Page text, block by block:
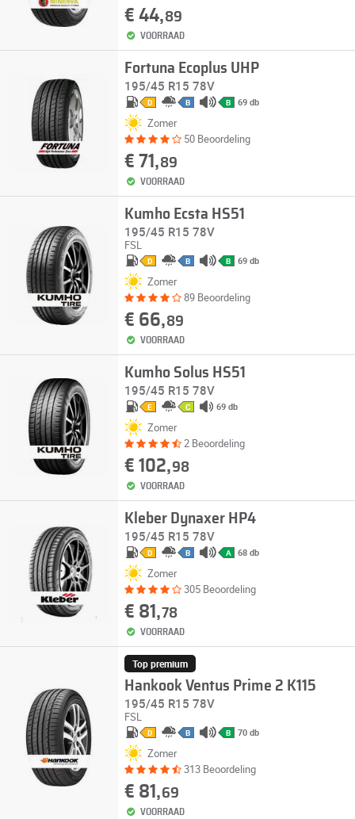
€ 44,89
VOORRAAD
Fortuna Ecoplus UHP
195/45 R15 78V
D B B 69 db
Zomer
50 Beoordeling
€ 71,89
VOORRAAD
Kumho Ecsta HS51
195/45 R15 78V
FSL
D B B 69 db
Zomer
89 Beoordeling
€ 66,89
VOORRAAD
Kumho Solus HS51
195/45 R15 78V
E C 69 db
Zomer
2 Beoordeling
€ 102,98
VOORRAAD
Kleber Dynaxer HP4
195/45 R15 78V
D B A 68 db
Zomer
305 Beoordeling
€ 81,78
VOORRAAD
Top premium
Hankook Ventus Prime 2 K115
195/45 R15 78V
FSL
D B B 70 db
Zomer
313 Beoordeling
€ 81,69
VOORRAAD